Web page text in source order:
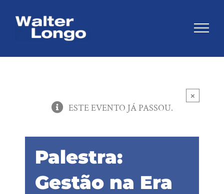
×
ESTE EVENTO JÁ PASSOU.
Palestra:
Gestão na Era